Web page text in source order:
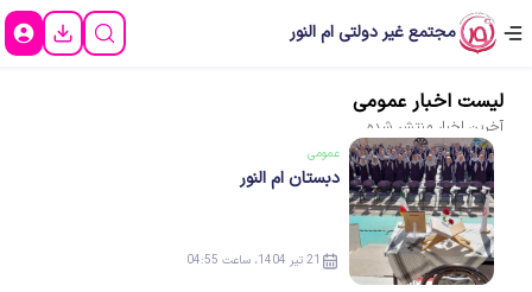
مجتمع غیر دولتی ام النور
لیست اخبار عمومی
آخرین اخبار منتشر شده
عمومی
دبستان ام النور
21 تیر 1404، ساعت 04:55